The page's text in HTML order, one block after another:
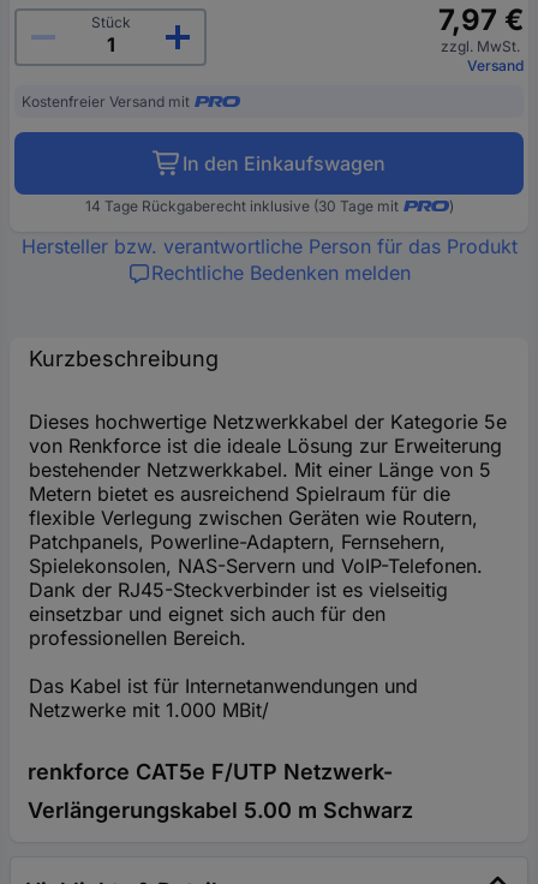
Stück
7,97 €
zzgl. MwSt.
Versand
Kostenfreier Versand mit
In den Einkaufswagen
14 Tage Rückgaberecht inklusive (30 Tage mit )
Hersteller bzw. verantwortliche Person für das Produkt
Rechtliche Bedenken melden
Kurzbeschreibung
Dieses hochwertige Netzwerkkabel der Kategorie 5e
von Renkforce ist die ideale Lösung zur Erweiterung
bestehender Netzwerkkabel. Mit einer Länge von 5
Metern bietet es ausreichend Spielraum für die
flexible Verlegung zwischen Geräten wie Routern,
Patchpanels, Powerline-Adaptern, Fernsehern,
Spielekonsolen, NAS-Servern und VoIP-Telefonen.
Dank der RJ45-Steckverbinder ist es vielseitig
einsetzbar und eignet sich auch für den
professionellen Bereich.
Das Kabel ist für Internetanwendungen und
Netzwerke mit 1.000 MBit/
renkforce CAT5e F/UTP Netzwerk-
Verlängerungskabel 5.00 m Schwarz